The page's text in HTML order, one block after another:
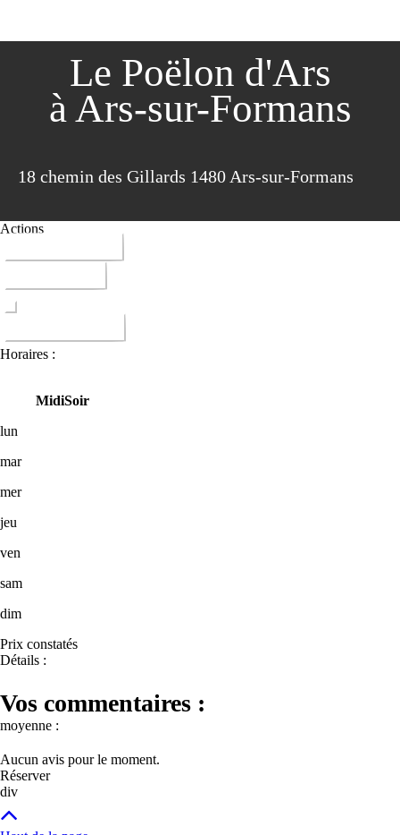
Le Poëlon d'Ars
à Ars-sur-Formans
18 chemin des Gillards 1480 Ars-sur-Formans
Actions
Horaires :
MidiSoir
lun
mar
mer
jeu
ven
sam
dim
Prix constatés
Détails :
Vos commentaires :
moyenne :
Aucun avis pour le moment.
Réserver
div